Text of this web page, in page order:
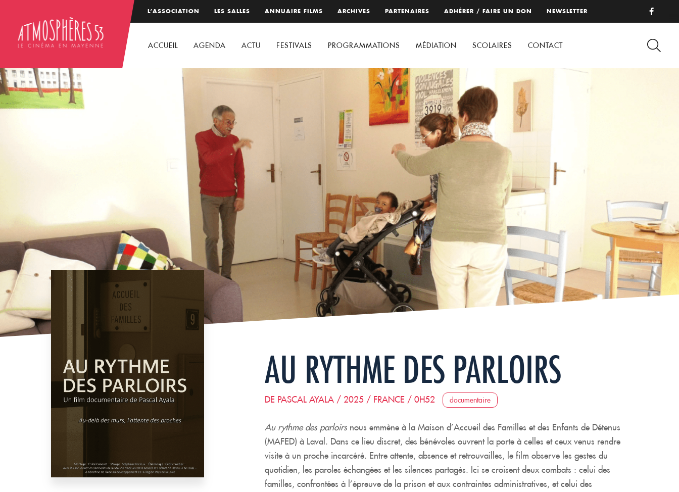
L’ASSOCIATION LES SALLES ANNUAIRE FILMS ARCHIVES PARTENAIRES ADHÉRER / FAIRE UN DON NEWSLETTER
ACCUEIL AGENDA ACTU FESTIVALS PROGRAMMATIONS MÉDIATION SCOLAIRES CONTACT
AU RYTHME DES PARLOIRS
DE PASCAL AYALA / 2025 / FRANCE / 0H52 documentaire
Au rythme des parloirsnous emmène à la Maison d’Accueil des Familles et des Enfants de Détenus
(MAFED) à Laval. Dans ce lieu discret, des bénévoles ouvrent la porte à celles et ceux venus rendre
visite à un proche incarcéré. Entre attente, absence et retrouvailles, le film observe les gestes du
quotidien, les paroles échangées et les silences partagés. Ici se croisent deux combats : celui des
familles, confrontées à l’épreuve de la prison et aux contraintes administratives, et celui des